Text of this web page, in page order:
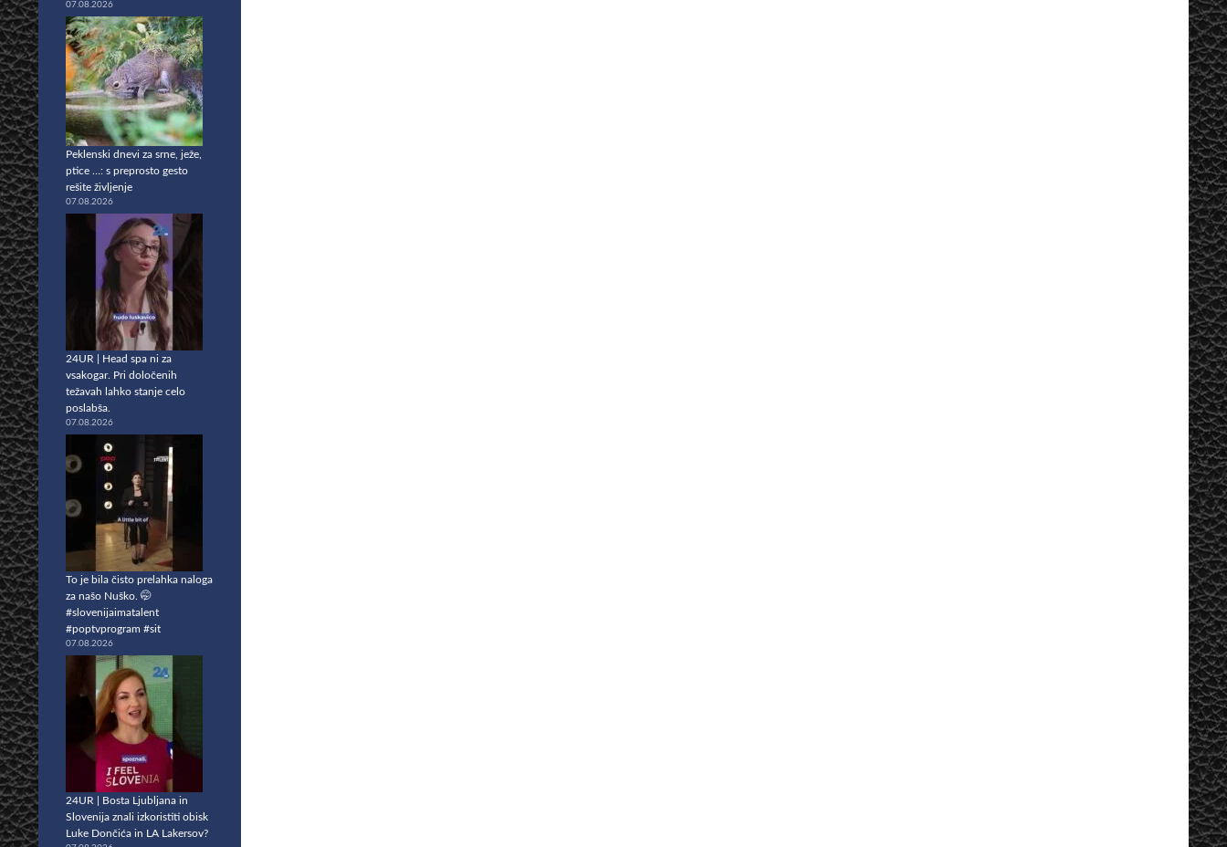
07.08.2026
Peklenski dnevi za srne, ježe,
ptice …: s preprosto gesto
rešite življenje
07.08.2026
24UR | Head spa ni za
vsakogar. Pri določenih
težavah lahko stanje celo
poslabša.
07.08.2026
To je bila čisto prelahka naloga
za našo Nuško. 🤭
#slovenijaimatalent
#poptvprogram #sit
07.08.2026
24UR | Bosta Ljubljana in
Slovenija znali izkoristiti obisk
Luke Dončića in LA Lakersov?